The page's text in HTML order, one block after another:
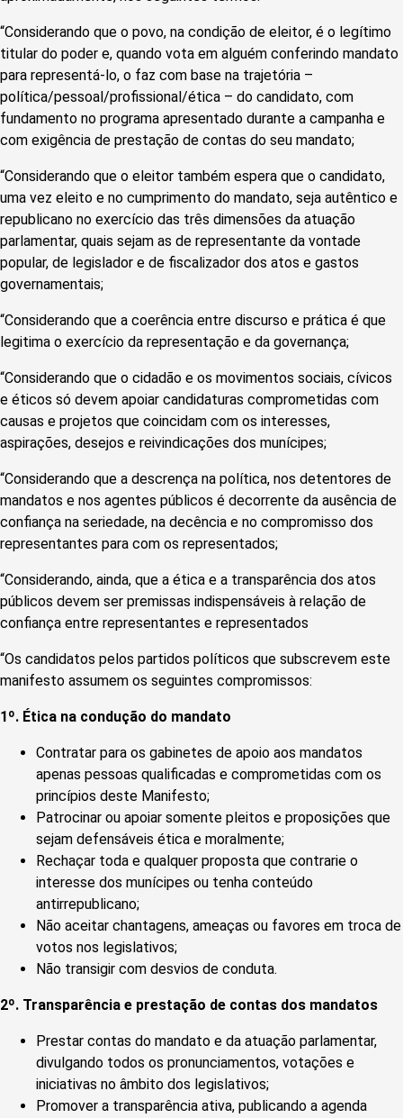
“Considerando que o povo, na condição de eleitor, é o legítimo
titular do poder e, quando vota em alguém conferindo mandato
para representá-lo, o faz com base na trajetória –
política/pessoal/profissional/ética – do candidato, com
fundamento no programa apresentado durante a campanha e
com exigência de prestação de contas do seu mandato;
“Considerando que o eleitor também espera que o candidato,
uma vez eleito e no cumprimento do mandato, seja autêntico e
republicano no exercício das três dimensões da atuação
parlamentar, quais sejam as de representante da vontade
popular, de legislador e de fiscalizador dos atos e gastos
governamentais;
“Considerando que a coerência entre discurso e prática é que
legitima o exercício da representação e da governança;
“Considerando que o cidadão e os movimentos sociais, cívicos
e éticos só devem apoiar candidaturas comprometidas com
causas e projetos que coincidam com os interesses,
aspirações, desejos e reivindicações dos munícipes;
“Considerando que a descrença na política, nos detentores de
mandatos e nos agentes públicos é decorrente da ausência de
confiança na seriedade, na decência e no compromisso dos
representantes para com os representados;
“Considerando, ainda, que a ética e a transparência dos atos
públicos devem ser premissas indispensáveis à relação de
confiança entre representantes e representados
“Os candidatos pelos partidos políticos que subscrevem este
manifesto assumem os seguintes compromissos:
1º. Ética na condução do mandato
Contratar para os gabinetes de apoio aos mandatos
apenas pessoas qualificadas e comprometidas com os
princípios deste Manifesto;
Patrocinar ou apoiar somente pleitos e proposições que
sejam defensáveis ética e moralmente;
Rechaçar toda e qualquer proposta que contrarie o
interesse dos munícipes ou tenha conteúdo
antirrepublicano;
Não aceitar chantagens, ameaças ou favores em troca de
votos nos legislativos;
Não transigir com desvios de conduta.
2º. Transparência e prestação de contas dos mandatos
Prestar contas do mandato e da atuação parlamentar,
divulgando todos os pronunciamentos, votações e
iniciativas no âmbito dos legislativos;
Promover a transparência ativa, publicando a agenda